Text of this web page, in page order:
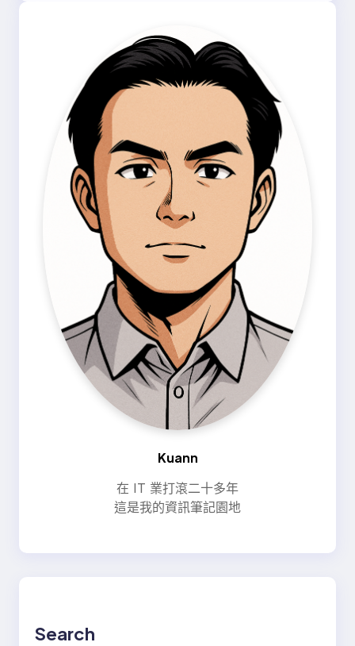
Kuann
在 IT 業打滾二十多年
這是我的資訊筆記園地
Search